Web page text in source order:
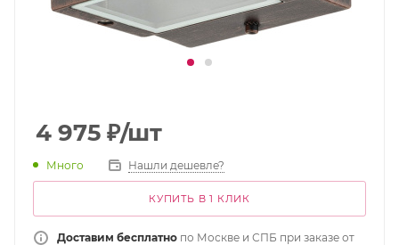
4 975 ₽/шт
Много Нашли дешевле?
КУПИТЬ В 1 КЛИК
Доставим бесплатно по Москве и СПБ при заказе от